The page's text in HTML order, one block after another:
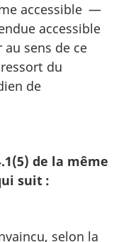
accessible —
accessible
sens de ce
du
de
de la même
suit :
selon la